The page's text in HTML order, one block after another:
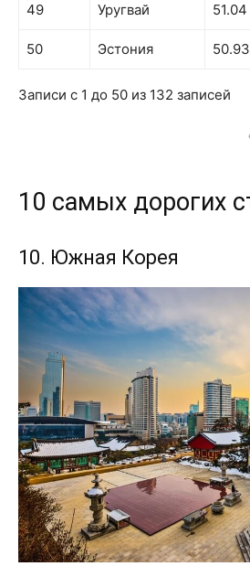
49 Уругвай 51.04
50 Эстония 50.93
Записи с 1 до 50 из 132 записей
10 самых дорогих
10. Южная Корея